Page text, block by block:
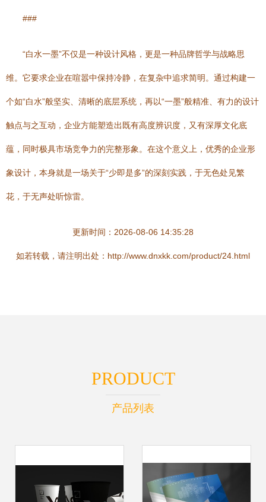
###
“白水一墨”不仅是一种设计风格，更是一种品牌哲学与战略思
维。它要求企业在喧嚣中保持冷静，在复杂中追求简明。通过构建一
个如“白水”般坚实、清晰的底层系统，再以“一墨”般精准、有力的设计
触点与之互动，企业方能塑造出既有高度辨识度，又有深厚文化底
蕴，同时极具市场竞争力的完整形象。在这个意义上，优秀的企业形
象设计，本身就是一场关于“少即是多”的深刻实践，于无色处见繁
花，于无声处听惊雷。
更新时间：2026-08-06 14:35:28
如若转载，请注明出处：http://www.dnxkk.com/product/24.html
PRODUCT
产品列表